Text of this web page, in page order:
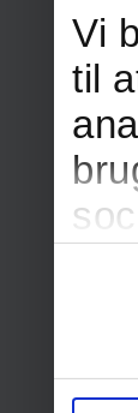
Vi
til